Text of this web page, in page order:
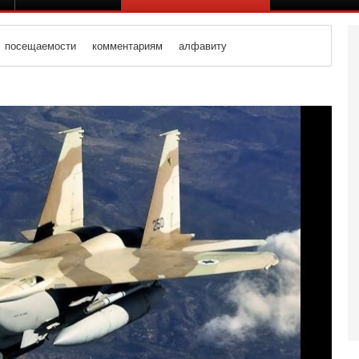
посещаемости комментариям алфавиту